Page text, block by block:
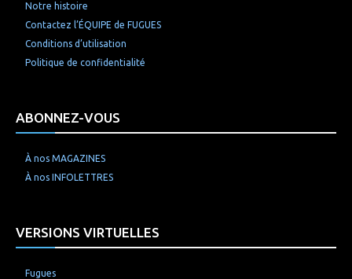
Notre histoire
Contactez l’ÉQUIPE de FUGUES
Conditions d’utilisation
Politique de confidentialité
ABONNEZ-VOUS
À nos MAGAZINES
À nos INFOLETTRES
VERSIONS VIRTUELLES
Fugues